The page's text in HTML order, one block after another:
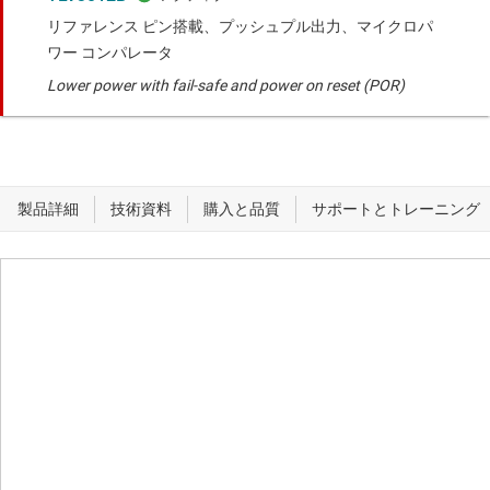
リファレンス ピン搭載、プッシュプル出力、マイクロパ
ワー コンパレータ
Lower power with fail-safe and power on reset (POR)